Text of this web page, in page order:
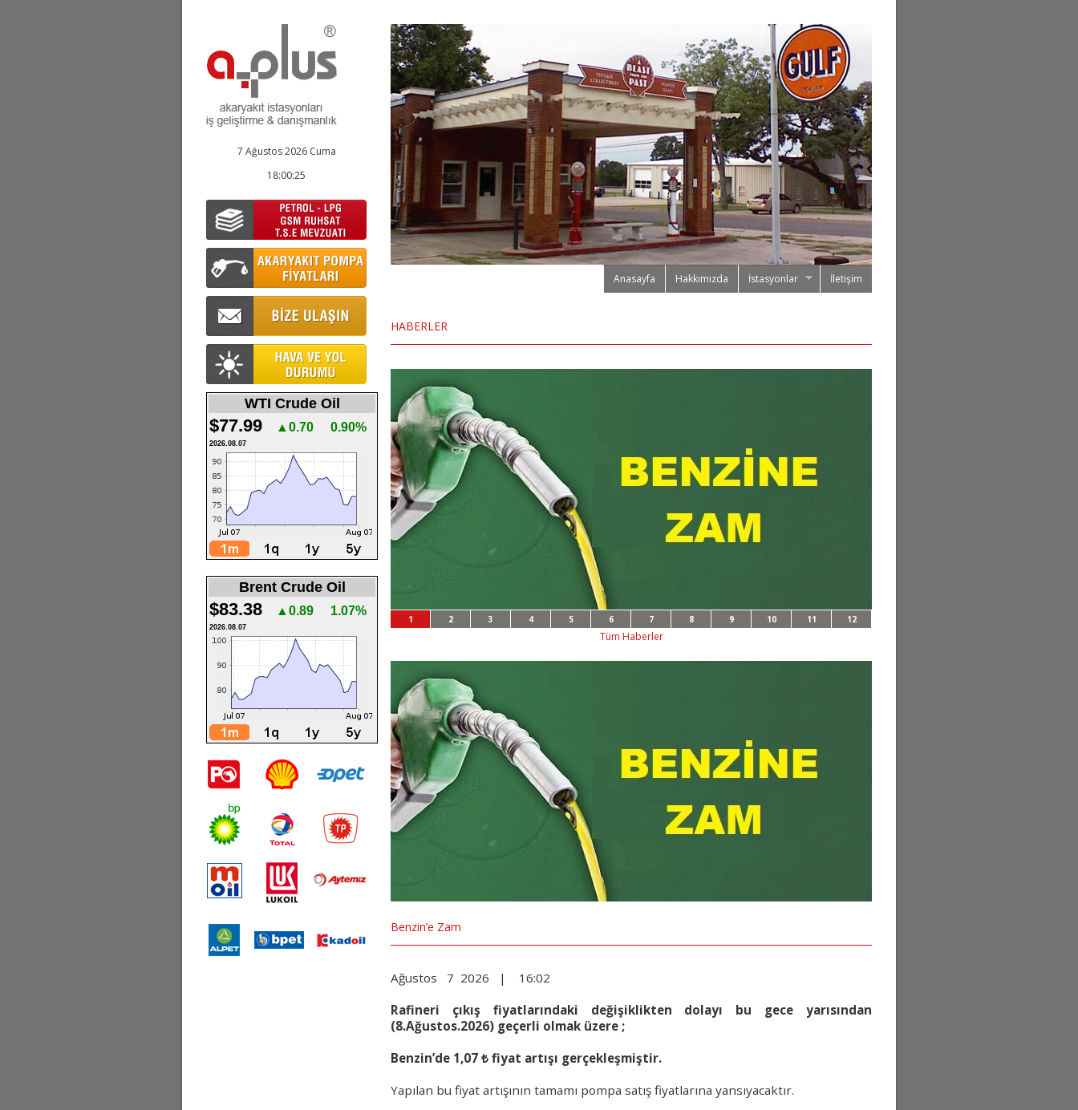
7 Ağustos 2026 Cuma
18:00:26
WTI Crude Oil
$77.99 ▲0.70 0.90%
2026.08.07
Brent Crude Oil
$83.38 ▲0.89 1.07%
2026.08.07
Anasayfa Hakkımızda İstasyonlar İletişim
HABERLER
1 2 3 4 5 6 7 8 9 10 11 12
Tüm Haberler
Benzin’e Zam
Ağustos 7 2026 | 16:02
Rafineri çıkış fiyatlarındaki değişiklikten dolayı bu gece yarısından
(8.Ağustos.2026) geçerli olmak üzere ;
Benzin’de 1,07 ₺ fyat artışı gerçekleşmiştir.
Yapılan bu fiyat artışının tamamı pompa satış fiyatlarına yansıyacaktır.